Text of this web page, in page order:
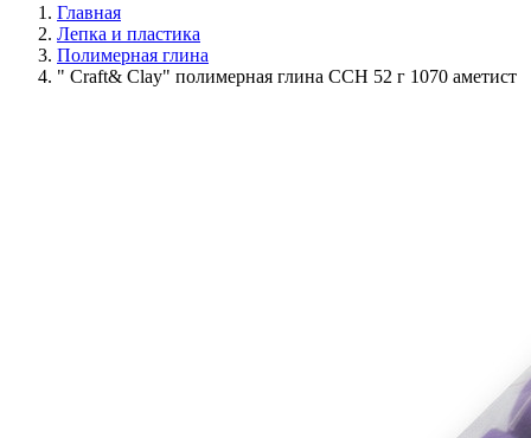
Главная
Лепка и пластика
Полимерная глина
" Craft& Clay" полимерная глина CCH 52 г 1070 аметист